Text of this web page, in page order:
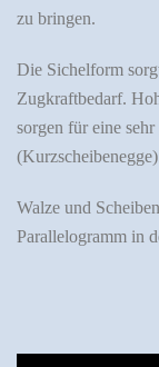
zu bringen.
Die Sichelform
Zugkraftbedarf.
sorgen für eine
Walze und
Parallelogramm in